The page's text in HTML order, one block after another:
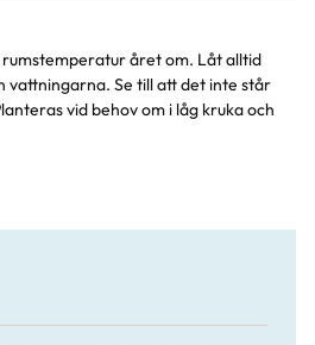
rumstemperatur året om. Låt alltid
vattningarna. Se till att det inte står
vid behov om i låg kruka och